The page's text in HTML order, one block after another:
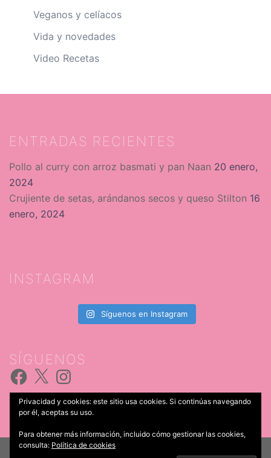
Veganos y celíacos
Vida y novedades
Video Recetas
ENTRADAS RECIENTES
Pollo al curry con arroz basmati y pan Naan 20 enero,
2024
Crujiente de setas, arándanos secos y queso Stilton 16
enero, 2024
INSTAGRAM
Síguenos en Instagram
SÍGUENOS
Facebook
X Instagram
Privacidad y cookies: este sitio usa cookies. Si continúas navegando
por él, aceptas su uso.
Para obtener más información, incluido cómo gestionar las cookies,
consulta: Política de cookies